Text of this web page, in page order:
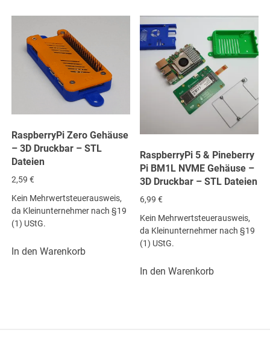
RaspberryPi Zero Gehäuse
– 3D Druckbar – STL
Dateien
2,59€
Kein Mehrwertsteuerausweis,
da Kleinunternehmer nach §19
(1) UStG.
In den Warenkorb
RaspberryPi 5 & Pineberry
Pi BM1L NVME Gehäuse –
3D Druckbar – STL Dateien
6,99€
Kein Mehrwertsteuerausweis,
da Kleinunternehmer nach §19
(1) UStG.
In den Warenkorb